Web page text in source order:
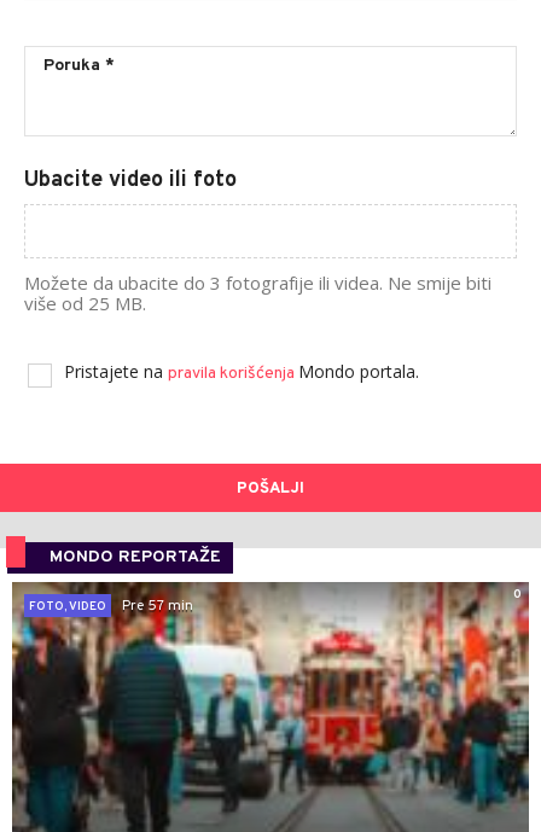
Ubacite video ili foto
Možete da ubacite do 3 fotografije ili videa. Ne smije biti
više od 25 MB.
Pristajete na pravila korišćenja Mondo portala.
POŠALJI
MONDO REPORTAŽE
0
FOTO, VIDEO
Pre 57 min